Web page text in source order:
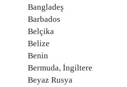
Bangladeş
Barbados
Belçika
Belize
Benin
Bermuda, İngiltere
Beyaz Rusya